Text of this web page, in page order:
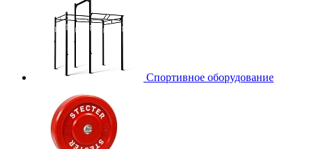
Спортивное оборудование